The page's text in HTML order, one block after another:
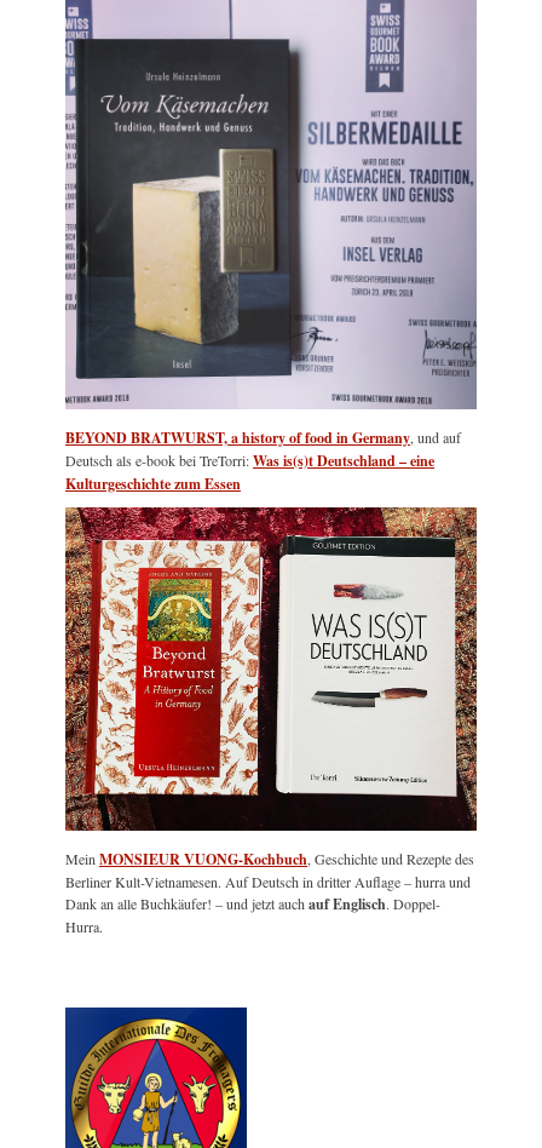
BEYOND BRATWURST, a history of food in Germany, und auf
Deutsch als e-book bei TreTorri:Was is(s)t Deutschland – eine
Kulturgeschichte zum Essen
MeinMONSIEUR VUONG-Kochbuch, Geschichte und Rezepte des
Berliner Kult-Vietnamesen. Auf Deutsch in dritter Auflage – hurra und
Dank an alle Buchkäufer! – und jetzt auchauf Englisch. Doppel-
Hurra.